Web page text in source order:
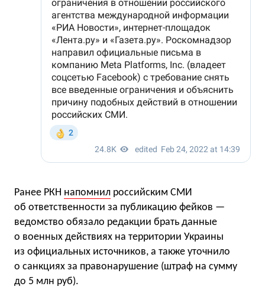
Ранее РКН напомнил российским СМИ
об ответственности за публикацию фейков —
ведомство обязало редакции брать данные
о военных действиях на территории Украины
из официальных источников, а также уточнило
о санкциях за правонарушение (штраф на сумму
до 5 млн руб).